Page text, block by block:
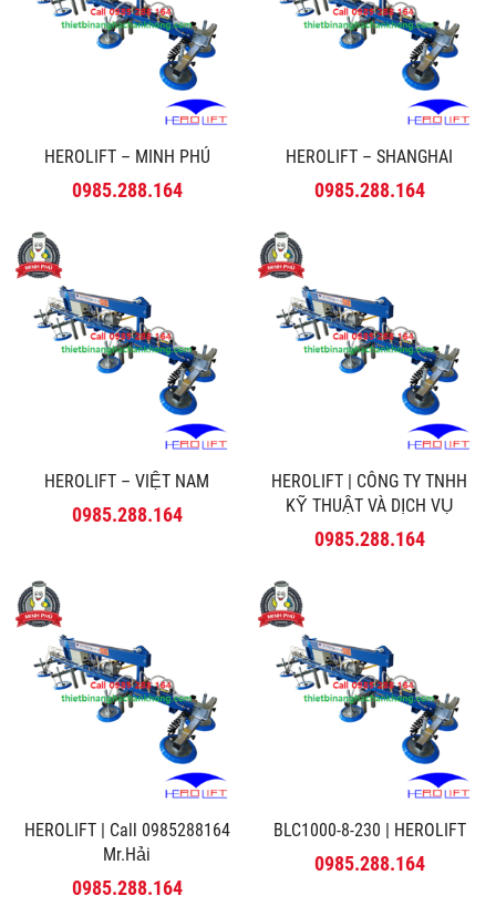
HEROLIFT – MINH PHÚ
0985.288.164
HEROLIFT – SHANGHAI
0985.288.164
HEROLIFT – VIỆT NAM
0985.288.164
HEROLIFT | CÔNG TY TNHH
KỸ THUẬT VÀ DỊCH VỤ
MINH PHÚ
0985.288.164
HEROLIFT | Call 0985288164
Mr.Hải
0985.288.164
BLC1000-8-230 | HEROLIFT
0985.288.164